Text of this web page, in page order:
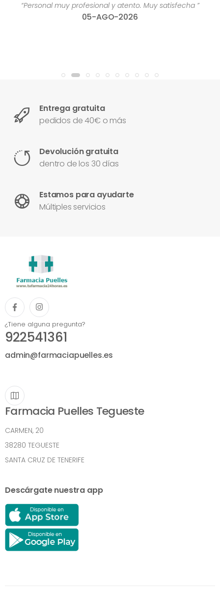
“Personal muy profesional y atento. Muy satisfecha ”
05-AGO-2026
Entrega gratuita
pedidos de 40€ o más
Devolución gratuita
dentro de los 30 días
Estamos para ayudarte
Múltiples servicios
¿Tiene alguna pregunta?
922541361
admin@farmaciapuelles.es
Farmacia Puelles Tegueste
CARMEN, 20
38280 TEGUESTE
SANTA CRUZ DE TENERIFE
Descárgate nuestra app